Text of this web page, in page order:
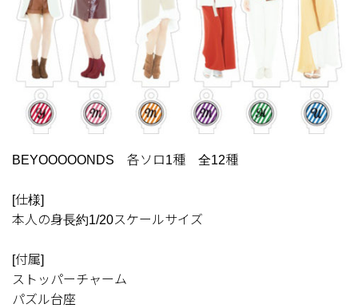
BEYOOOOONDS 各ソロ1種 全12種
[仕様]
本人の身長約1/20スケールサイズ
[付属]
ストッパーチャーム
パズル台座